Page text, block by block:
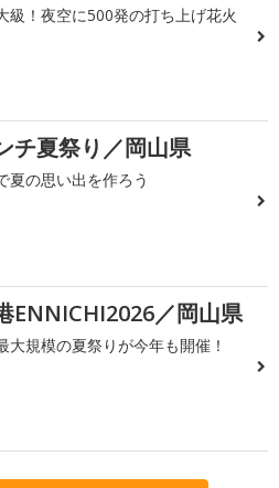
級！夜空に500発の打ち上げ花火
チ夏祭り／岡山県
夏の思い出を作ろう
ENNICHI2026／岡山県
大規模の夏祭りが今年も開催！